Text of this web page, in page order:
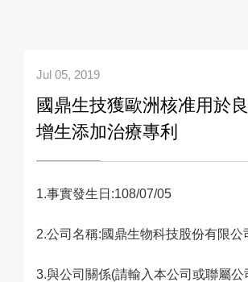
Jul 05, 2019
國鼎生技獲歐洲核准用於
增生添加治療專利
1.事實發生日:108/07/05
2.公司名稱:國鼎生物科技股份有限公
3.與公司關係(請輸入本公司或聯屬公